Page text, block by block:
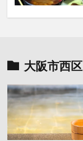
大阪市西区